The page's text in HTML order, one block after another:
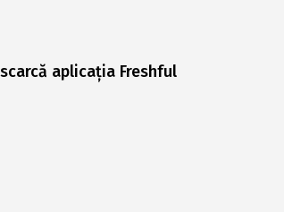
aplicația Freshful